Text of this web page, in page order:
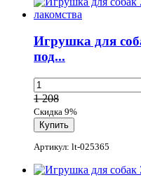
Игрушка для
под...
1 208
Скидка 9%
Артикул: lt-025365